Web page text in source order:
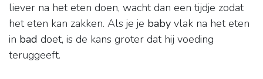
liever na het eten doen, wacht dan een tijdje zodat
het eten kan zakken. Als je je baby vlak na het eten
in bad doet, is de kans groter dat hij voeding
teruggeeft.